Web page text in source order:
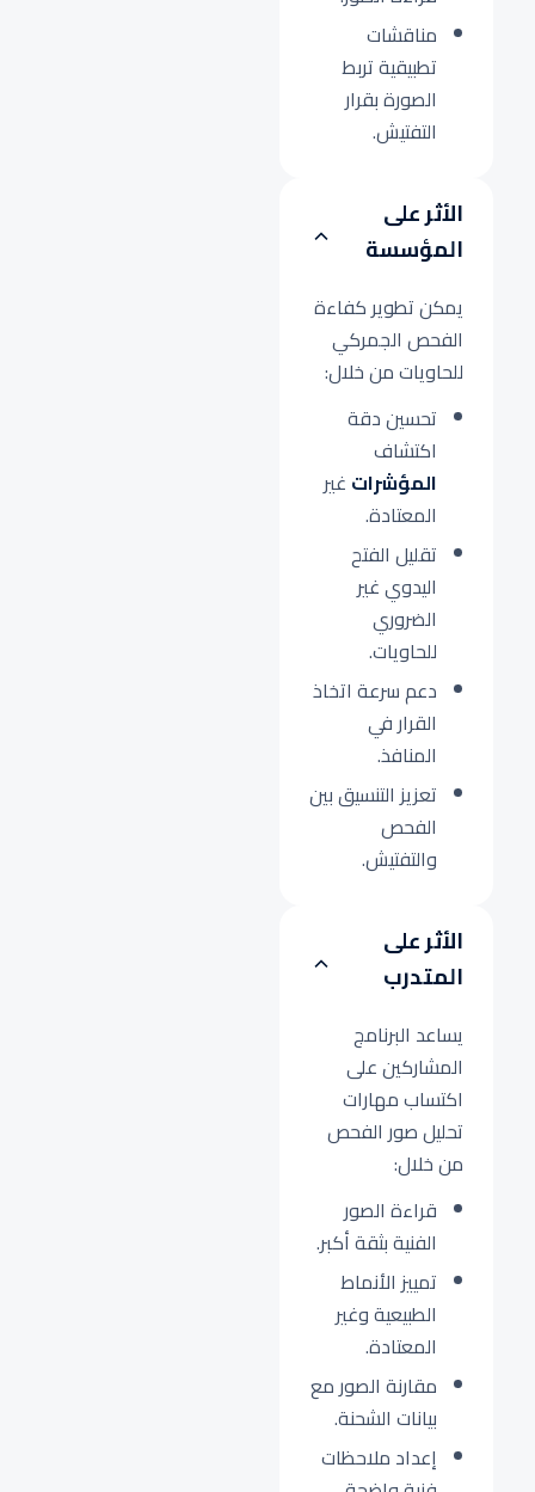
مناقشات
تطبيقية تربط
الصورة بقرار
التفتيش.
الأثر على
المؤسسة
يمكن تطوير كفاءة
الفحص الجمركي
للحاويات من خلال:
تحسين دقة
اكتشاف
المؤشرات غير
المعتادة.
تقليل الفتح
اليدوي غير
الضروري
للحاويات.
دعم سرعة اتخاذ
القرار في
المنافذ.
تعزيز التنسيق بين
الفحص
والتفتيش.
الأثر على
المتدرب
يساعد البرنامج
المشاركين على
اكتساب مهارات
تحليل صور الفحص
من خلال:
قراءة الصور
الفنية بثقة أكبر.
تمييز الأنماط
الطبيعية وغير
المعتادة.
مقارنة الصور مع
بيانات الشحنة.
إعداد ملاحظات